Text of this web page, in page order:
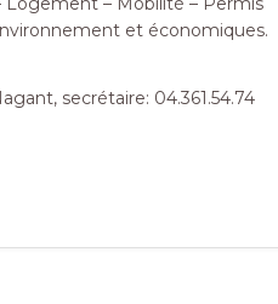
et économiques.
secrétaire: 04.361.54.74